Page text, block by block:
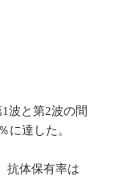
波と第2波の間
に達した。
抗体保有率は